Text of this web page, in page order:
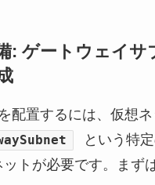
: ゲートウェイサ
配置するには、仮想
という特
トが必要です。まず